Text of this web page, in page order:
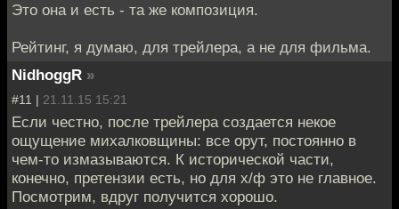
Это она и есть - та же композиция.
Рейтинг, я думаю, для трейлера, а не для фильма.
NidhoggR »
#11 | 21.11.15 15:21
Если честно, после трейлера создается некое
ощущение михалковщины: все орут, постоянно в
чем-то измазываются. К исторической части,
конечно, претензии есть, но для х/ф это не главное.
Посмотрим, вдруг получится хорошо.